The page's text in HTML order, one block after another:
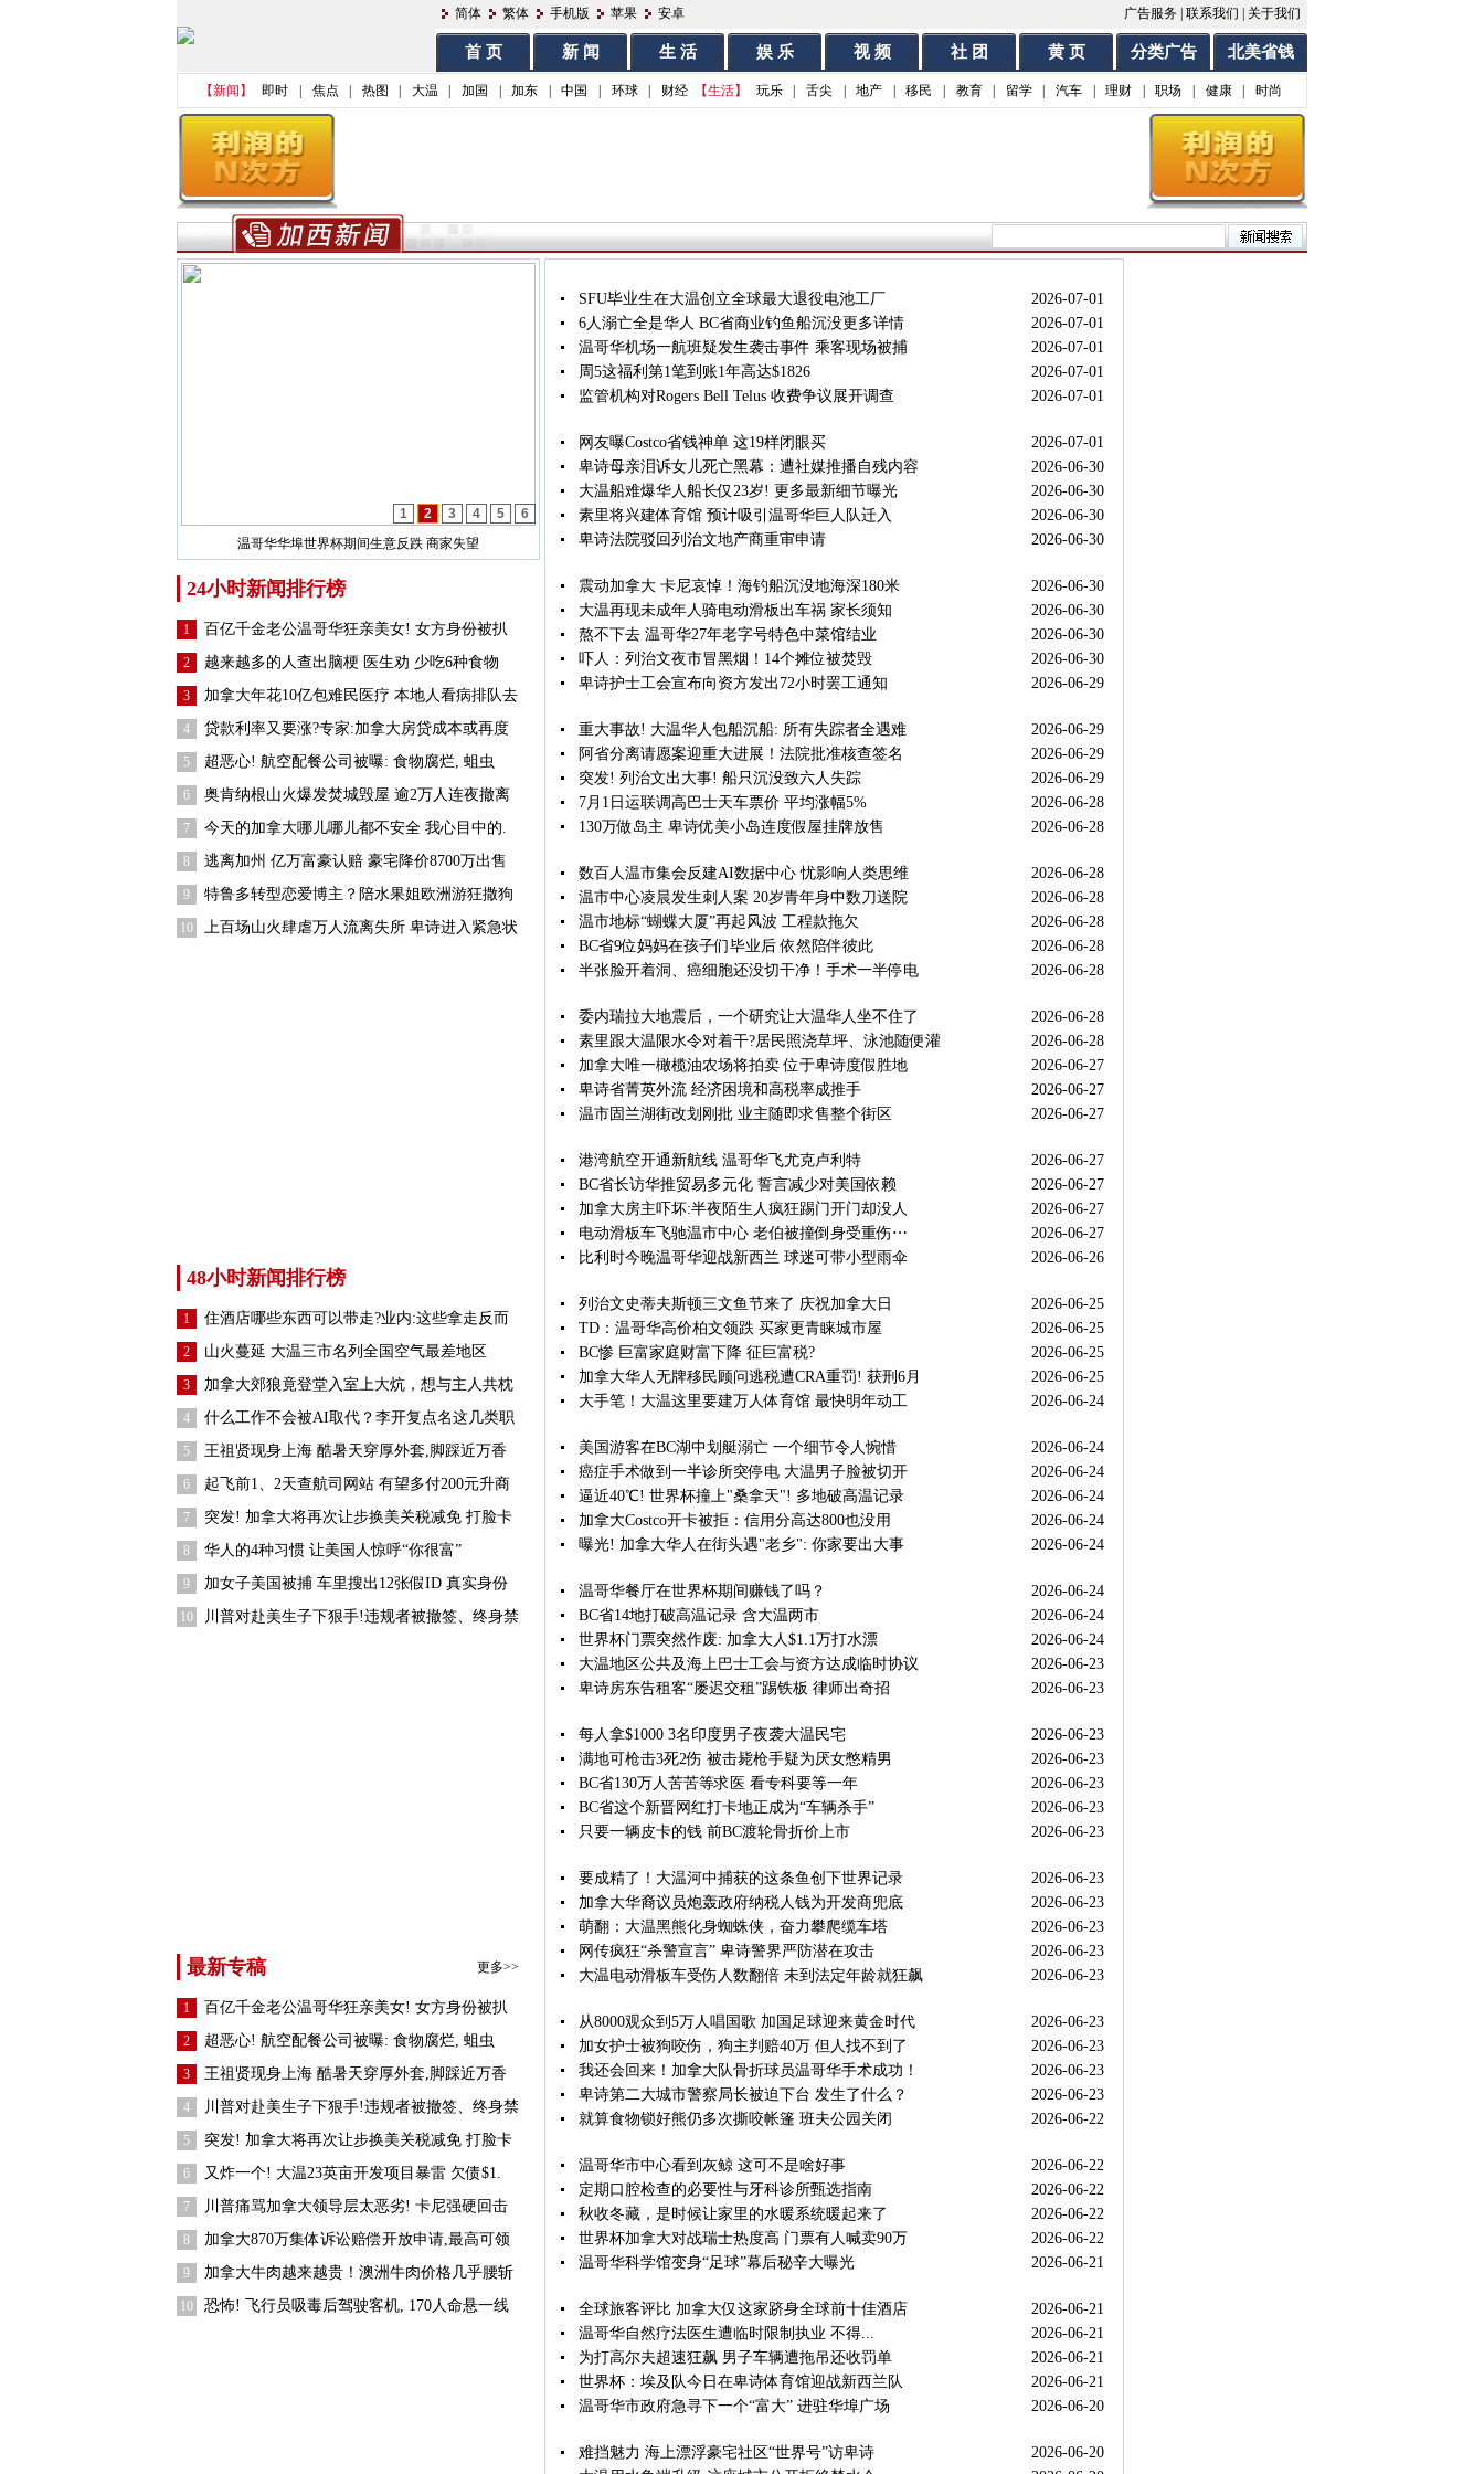
简体 繁体 手机版 苹果 安卓 广告服务 联系我们 关于我们
首 页 新 闻 生 活 娱 乐 视 频 社 团 黄 页 分类广告 北美省钱
【新闻】 即时 焦点 热图 大温 加国 加东 中国 环球 财经 【生活】 玩乐 舌尖 地产 移民 教育 留学 汽车 理财 职场 健康 时尚
1 2 3 4 5
6
大温电单车超速躲开追截逆行撞车骑士重伤送院
24小时新闻排行榜
1 百亿千金老公温哥华狂亲美女! 女方身份被扒
2 越来越多的人查出脑梗 医生劝 少吃6种食物
3 加拿大年花10亿包难民医疗 本地人看病排队去
4 贷款利率又要涨?专家:加拿大房贷成本或再度
5 超恶心! 航空配餐公司被曝: 食物腐烂, 蛆虫
6 奥肯纳根山火爆发焚城毁屋 逾2万人连夜撤离
7 今天的加拿大哪儿哪儿都不安全 我心目中的.
8 逃离加州 亿万富豪认赔 豪宅降价8700万出售
9 特鲁多转型恋爱博主？陪水果姐欧洲游狂撒狗
10 上百场山火肆虐万人流离失所 卑诗进入紧急状
48小时新闻排行榜
1 住酒店哪些东西可以带走?业内:这些拿走反而
2 山火蔓延 大温三市名列全国空气最差地区
3 加拿大郊狼竟登堂入室上大炕，想与主人共枕
4 什么工作不会被AI取代？李开复点名这几类职
5 王祖贤现身上海 酷暑天穿厚外套,脚踩近万香
6 起飞前1、2天查航司网站 有望多付200元升商
7 突发! 加拿大将再次让步换美关税减免 打脸卡
8 华人的4种习惯 让美国人惊呼“你很富”
9 加女子美国被捕 车里搜出12张假ID 真实身份
10 川普对赴美生子下狠手!违规者被撤签、终身禁
最新专稿 更多>>
1 百亿千金老公温哥华狂亲美女! 女方身份被扒
2 超恶心! 航空配餐公司被曝: 食物腐烂, 蛆虫
3 王祖贤现身上海 酷暑天穿厚外套,脚踩近万香
4 川普对赴美生子下狠手!违规者被撤签、终身禁
5 突发! 加拿大将再次让步换美关税减免 打脸卡
6 又炸一个! 大温23英亩开发项目暴雷 欠债$1.
7 川普痛骂加拿大领导层太恶劣! 卡尼强硬回击
8 加拿大870万集体诉讼赔偿开放申请,最高可领
9 加拿大牛肉越来越贵！澳洲牛肉价格几乎腰斩
10 恐怖! 飞行员吸毒后驾驶客机, 170人命悬一线
SFU毕业生在大温创立全球最大退役电池工厂
2026-07-01
6人溺亡全是华人 BC省商业钓鱼船沉没更多详情
2026-07-01
温哥华机场一航班疑发生袭击事件 乘客现场被捕
2026-07-01
周5这福利第1笔到账1年高达$1826
2026-07-01
监管机构对Rogers Bell Telus 收费争议展开调查
2026-07-01
网友曝Costco省钱神单 这19样闭眼买
2026-07-01
卑诗母亲泪诉女儿死亡黑幕：遭社媒推播自残内容
2026-06-30
大温船难爆华人船长仅23岁! 更多最新细节曝光
2026-06-30
素里将兴建体育馆 预计吸引温哥华巨人队迁入
2026-06-30
卑诗法院驳回列治文地产商重审申请
2026-06-30
震动加拿大 卡尼哀悼！海钓船沉没地海深180米
2026-06-30
大温再现未成年人骑电动滑板出车祸 家长须知
2026-06-30
熬不下去 温哥华27年老字号特色中菜馆结业
2026-06-30
吓人：列治文夜市冒黑烟！14个摊位被焚毁
2026-06-30
卑诗护士工会宣布向资方发出72小时罢工通知
2026-06-29
重大事故! 大温华人包船沉船: 所有失踪者全遇难
2026-06-29
阿省分离请愿案迎重大进展！法院批准核查签名
2026-06-29
突发! 列治文出大事! 船只沉没致六人失踪
2026-06-29
7月1日运联调高巴士天车票价 平均涨幅5%
2026-06-28
130万做岛主 卑诗优美小岛连度假屋挂牌放售
2026-06-28
数百人温市集会反建AI数据中心 忧影响人类思维
2026-06-28
温市中心凌晨发生刺人案 20岁青年身中数刀送院
2026-06-28
温市地标“蝴蝶大厦”再起风波 工程款拖欠
2026-06-28
BC省9位妈妈在孩子们毕业后 依然陪伴彼此
2026-06-28
半张脸开着洞、癌细胞还没切干净！手术一半停电
2026-06-28
委内瑞拉大地震后，一个研究让大温华人坐不住了
2026-06-28
素里跟大温限水令对着干?居民照浇草坪、泳池随便灌
2026-06-28
加拿大唯一橄榄油农场将拍卖 位于卑诗度假胜地
2026-06-27
卑诗省菁英外流 经济困境和高税率成推手
2026-06-27
温市固兰湖街改划刚批 业主随即求售整个街区
2026-06-27
港湾航空开通新航线 温哥华飞尤克卢利特
2026-06-27
BC省长访华推贸易多元化 誓言减少对美国依赖
2026-06-27
加拿大房主吓坏:半夜陌生人疯狂踢门开门却没人
2026-06-27
电动滑板车飞驰温市中心 老伯被撞倒身受重伤⋯
2026-06-27
比利时今晚温哥华迎战新西兰 球迷可带小型雨伞
2026-06-26
列治文史蒂夫斯顿三文鱼节来了 庆祝加拿大日
2026-06-25
TD：温哥华高价柏文领跌 买家更青睐城市屋
2026-06-25
BC惨 巨富家庭财富下降 征巨富税?
2026-06-25
加拿大华人无牌移民顾问逃税遭CRA重罚! 获刑6月
2026-06-25
大手笔！大温这里要建万人体育馆 最快明年动工
2026-06-24
美国游客在BC湖中划艇溺亡 一个细节令人惋惜
2026-06-24
癌症手术做到一半诊所突停电 大温男子脸被切开
2026-06-24
逼近40℃! 世界杯撞上"桑拿天"! 多地破高温记录
2026-06-24
加拿大Costco开卡被拒：信用分高达800也没用
2026-06-24
曝光! 加拿大华人在街头遇"老乡": 你家要出大事
2026-06-24
温哥华餐厅在世界杯期间赚钱了吗？
2026-06-24
BC省14地打破高温记录 含大温两市
2026-06-24
世界杯门票突然作废: 加拿大人$1.1万打水漂
2026-06-24
大温地区公共及海上巴士工会与资方达成临时协议
2026-06-23
卑诗房东告租客“屡迟交租”踢铁板 律师出奇招
2026-06-23
每人拿$1000 3名印度男子夜袭大温民宅
2026-06-23
满地可枪击3死2伤 被击毙枪手疑为厌女憋精男
2026-06-23
BC省130万人苦苦等求医 看专科要等一年
2026-06-23
BC省这个新晋网红打卡地正成为“车辆杀手”
2026-06-23
只要一辆皮卡的钱 前BC渡轮骨折价上市
2026-06-23
要成精了！大温河中捕获的这条鱼创下世界记录
2026-06-23
加拿大华裔议员炮轰政府纳税人钱为开发商兜底
2026-06-23
萌翻：大温黑熊化身蜘蛛侠，奋力攀爬缆车塔
2026-06-23
网传疯狂“杀警宣言” 卑诗警界严防潜在攻击
2026-06-23
大温电动滑板车受伤人数翻倍 未到法定年龄就狂飙
2026-06-23
从8000观众到5万人唱国歌 加国足球迎来黄金时代
2026-06-23
加女护士被狗咬伤，狗主判赔40万 但人找不到了
2026-06-23
我还会回来！加拿大队骨折球员温哥华手术成功！
2026-06-23
卑诗第二大城市警察局长被迫下台 发生了什么？
2026-06-23
就算食物锁好熊仍多次撕咬帐篷 班夫公园关闭
2026-06-22
温哥华市中心看到灰鲸 这可不是啥好事
2026-06-22
定期口腔检查的必要性与牙科诊所甄选指南
2026-06-22
秋收冬藏，是时候让家里的水暖系统暖起来了
2026-06-22
世界杯加拿大对战瑞士热度高 门票有人喊卖90万
2026-06-22
温哥华科学馆变身“足球”幕后秘辛大曝光
2026-06-21
全球旅客评比 加拿大仅这家跻身全球前十佳酒店
2026-06-21
温哥华自然疗法医生遭临时限制执业 不得...
2026-06-21
为打高尔夫超速狂飙 男子车辆遭拖吊还收罚单
2026-06-21
世界杯：埃及队今日在卑诗体育馆迎战新西兰队
2026-06-21
温哥华市政府急寻下一个“富大” 进驻华埠广场
2026-06-20
难挡魅力 海上漂浮豪宅社区“世界号”访卑诗
2026-06-20